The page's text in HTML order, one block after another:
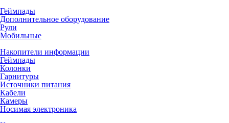
Геймпады
Дополнительное оборудование
Рули
Мобильные
Накопители информации
Геймпады
Колонки
Гарнитуры
Источники питания
Кабели
Камеры
Носимая электроника